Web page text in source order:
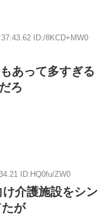
ID:/8KCD+MW0
あって多すぎる
ろ
ID:HQ0fu/ZW0
介護施設をシン
が